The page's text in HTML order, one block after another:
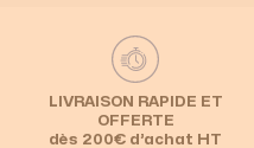
LIVRAISON RAPIDE ET
OFFERTE
dès 200€ d’achat HT